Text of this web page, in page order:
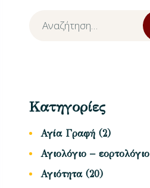
Αναζήτηση
για:
Κατηγορίες
Αγία Γραφή (2)
Αγιολόγιο – εορτολόγιο
Αγιότητα(20)